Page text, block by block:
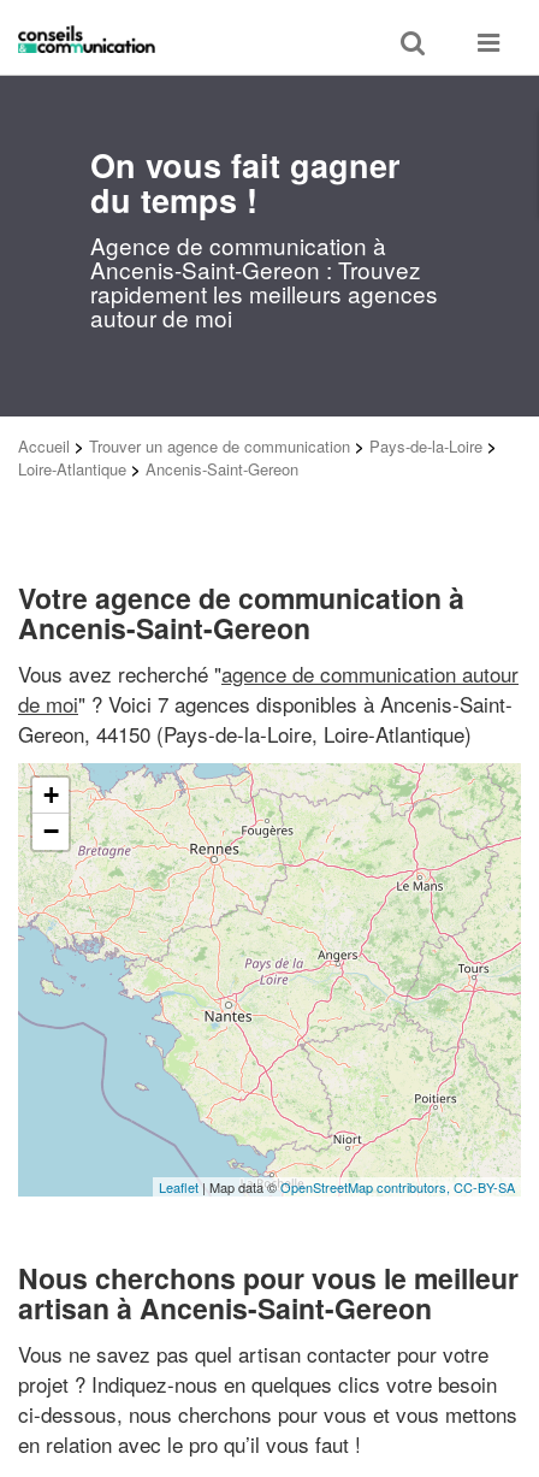
Toggle
search
Toggle
On vous fait gagner
du temps !
Agence de communication à
Ancenis-Saint-Gereon : Trouvez
rapidement les meilleurs agences
autour de moi
Accueil > Trouver un agence de communication > Pays-de-la-Loire >
Loire-Atlantique > Ancenis-Saint-Gereon
Votre agence de communication à
Ancenis-Saint-Gereon
Vous avez recherché "agence de communication autour
de moi" ? Voici 7 agences disponibles à Ancenis-Saint-
Gereon, 44150 (Pays-de-la-Loire, Loire-Atlantique)
+
−
Leaflet | Map data ©OpenStreetMap contributors, CC-BY-SA
Nous cherchons pour vous le meilleur
artisan à Ancenis-Saint-Gereon
Vous ne savez pas quel artisan contacter pour votre
projet ? Indiquez-nous en quelques clics votre besoin
ci-dessous, nous cherchons pour vous et vous mettons
en relation avec le pro qu’il vous faut !